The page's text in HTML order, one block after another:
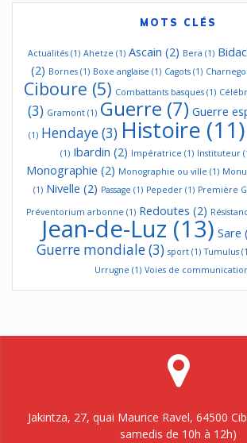
MOTS CLÉS
Actualités(1) Ahetze (1) Ascain (2) Bera (1)
(2) Bornes (1) Boxe anglaise (1) Cagots (1)
Ciboure (5) Combattants basques (1)
(3) Gramont (1) Guerre (7) Guerre
(1) Hendaye(3) Histoire (11)
(1) Ibardin (2) Impératrice (1) Instituteur
Monographie (2) Monographie ou ville (1)
(1) Nivelle (2) Passage (1) Pepeder(1) Première
Préventorium arbonne (1) Redoutes (2)
Jean-de-Luz (13) Sare
Guerre mondiale(3) sport (1) Tumulus
Urrugne (1) Voies de
Jakintza, 27, quai Maurice Ravel, 64500
samedis de 10h à 12h)